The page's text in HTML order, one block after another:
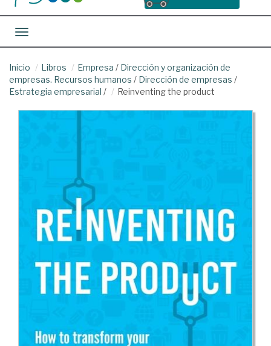
Toggle navigation
Inicio Libros Empresa / Dirección y organización de
empresas. Recursos humanos / Dirección de empresas /
Estrategia empresarial / Reinventing the product